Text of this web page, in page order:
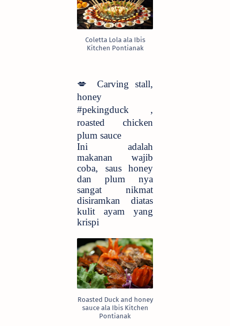
Coletta Lola ala Ibis
Kitchen Pontianak
💋
Carving stall,
honey
#pekingduck ,
roasted chicken
plum sauce
Ini adalah
makanan wajib
coba, saus honey
dan plum nya
sangat nikmat
disiramkan diatas
kulit ayam yang
krispi
Roasted Duck and honey
sauce ala Ibis Kitchen
Pontianak